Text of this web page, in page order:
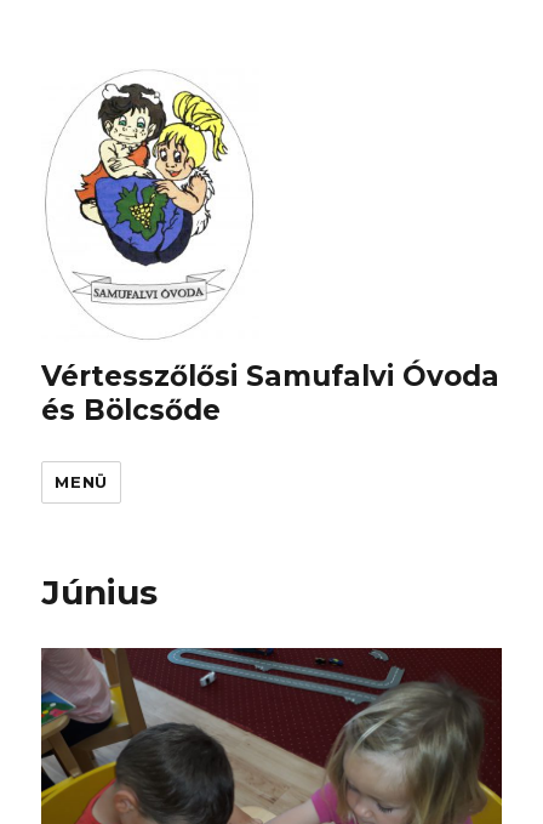
Vértesszőlősi Samufalvi Óvoda
és Bölcsőde
MENÜ
Június